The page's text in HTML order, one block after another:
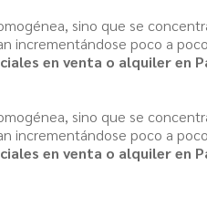
sino que se
incrementándose poco a
en venta o alquiler en
sino que se
incrementándose poco a
en venta o alquiler en